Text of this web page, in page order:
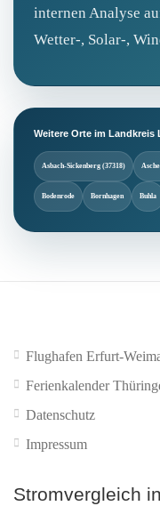
internen Analyse
Wetter-, Solar-,
Weitere Orte im Landkreis
Asbach-Sickenberg (37318)
Bodenrode Bornhagen Buhla
Flughafen Erfurt-
Ferienkalender
Datenschutz
Impressum
Stromvergleich